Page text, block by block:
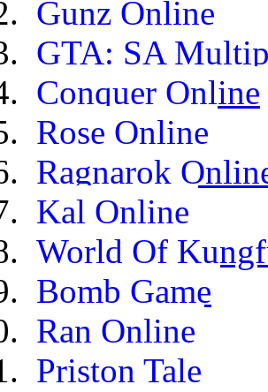
Gunz Online
GTA: SA
Conquer Online
Rose Online
Ragnarok
Kal Online
World Of
Bomb Game
Ran Online
Priston Tale